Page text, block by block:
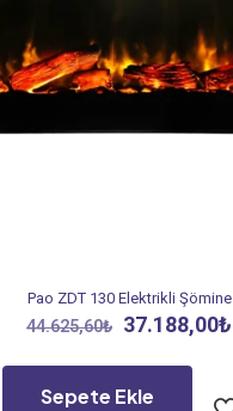
Pao ZDT 130 Elektrikli Şömine
44.625,60₺ Orijinal
44.625,60₺.
37.188,00₺
Sepete Ekle